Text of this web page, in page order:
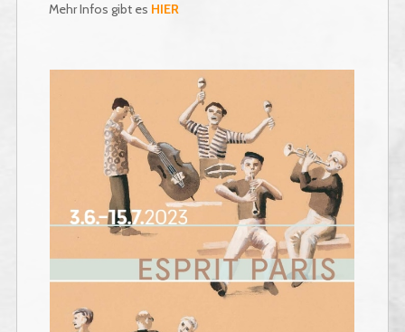
Mehr Infos gibt es HIER